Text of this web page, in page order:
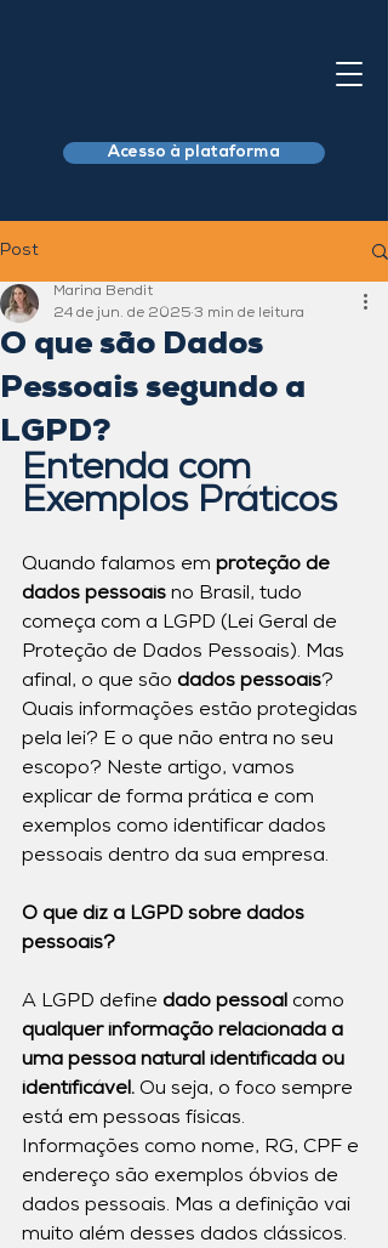
Acesso à plataforma
Post
O que são Dados
Pessoais segundo a
LGPD?
Marina Bendit
24 de jun. de 2025 3 min de leitura
Entenda com
Exemplos Práticos
Quando falamos em proteção de
dados pessoais no Brasil, tudo
começa com a LGPD (Lei Geral de
Proteção de Dados Pessoais). Mas
afinal, o que são dados pessoais?
Quais informações estão protegidas
pela lei? E o que não entra no seu
escopo? Neste artigo, vamos
explicar de forma prática e com
exemplos como identificar dados
pessoais dentro da sua empresa.
O que diz a LGPD sobre dados
pessoais?
A LGPD define dado pessoal como
qualquer informação relacionada a
uma pessoa natural identificada ou
identificável. Ou seja, o foco sempre
está em pessoas físicas.
Informações como nome, RG, CPF e
endereço são exemplos óbvios de
dados pessoais. Mas a definição vai
muito além desses dados clássicos.